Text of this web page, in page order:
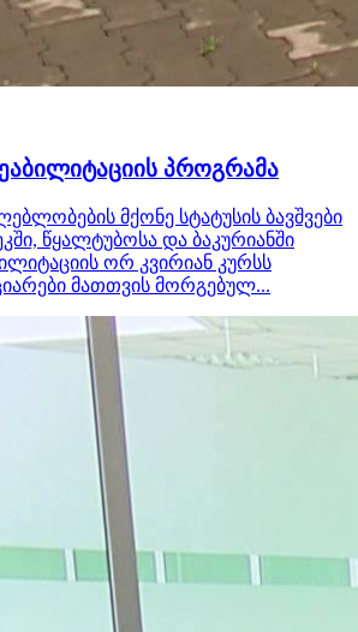
პროგრამა
მქონე სტატუსის ბავშვები
წყალტუბოსა და ბაკურიანში
ორ კვირიან კურსს
მათთვის მორგებულ...